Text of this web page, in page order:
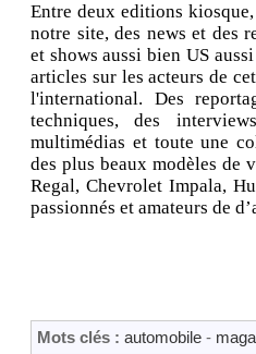
Entre deux editions
notre site, des news et des
et shows aussi bien US
articles sur les acteurs de
l'international. Des
techniques, des
multimédias et toute une
des plus beaux modèles de
Regal, Chevrolet Impala,
passionnés et amateurs de
Mots clés : automobile -